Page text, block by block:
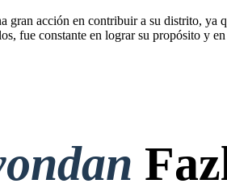
gran acción en contribuir a su distrito, ya
fue constante en lograr su propósito y